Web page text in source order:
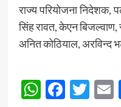
राज्य परियोजना निदेशक,
सिंह रावत, केएन
अनित कोठियाल, अरविन्द
Post
Navigation